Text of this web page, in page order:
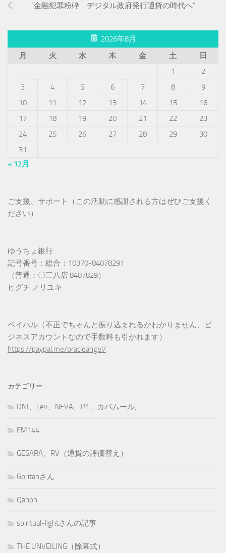
”金融犯罪粉砕 デジタル政府発行通貨の時代へ”
2026年8月
月
火 水 木 金 土
日
1
2
3
4 5 6 7 8
9
10
11 12 13 14 15
16
17
18 19 20 21 22
23
24
25 26 27 28 29
30
31
« 12月
ご支援、サポート（この活動に感謝される方はぜひご支援く
ださい）
ゆうちょ銀行
記号番号：総合：10370-84078291
（普通：〇三八店 8407829）
ヒグチ ノリユキ
ペイパル（不正でちゃんと振り込まれるかわかりません、ビ
ジネスアカウントなので手数料も引かれます）
https://paypal.me/oracleangel/
カテゴリー
DNI、Lev、NEVA、P1、カバムール,
FM144
GESARA、RV（通貨の評価替え）
Goritanさん
Qanon
spiritual-lightさんの記事
THE UNVEILING（除幕式）